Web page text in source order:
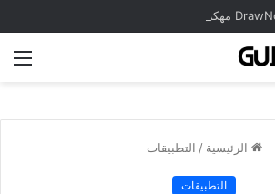
الرئيسية / التطبيقات
التطبيقات